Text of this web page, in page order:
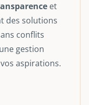
et
des solutions
conflits
gestion
aspirations.